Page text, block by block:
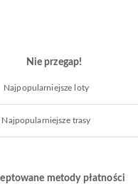
Nie przegap!
Najpopularniejsze loty
Najpopularniejsze trasy
metody płatności